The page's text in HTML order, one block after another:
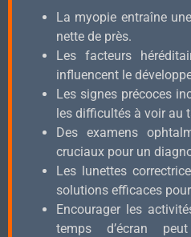
La myopie entraîne
nette de près.
Les facteurs
influencent le
Les signes précoces
les difficultés à voir au
Des examens
cruciaux pour un
Les lunettes
solutions efficaces
Encourager les
temps d’écran